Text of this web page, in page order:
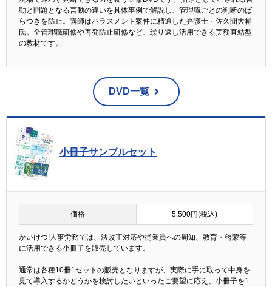
動と問題となる言動の違いを具体事例で解説し、管理職ごとの判断のば
らつきを防止。講師はハラスメント案件に精通した弁護士・佐久間大輔
氏。全管理職研修や再発防止研修など、繰り返し活用できる実務直結型
の教材です。
DVD一覧
小冊子サンプルセット
価格 5,500円(税込)
かいけつ!人事労務では、法改正対応や従業員への周知、教育・啓蒙等
に活用できる小冊子を販売しています。
通常は各種10冊1セットの販売となりますが、実際に手に取って中身を
見て導入するかどうかを検討したいといったご要望に応え、小冊子を1